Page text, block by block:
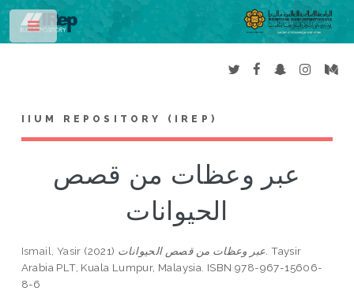
IIUM REPOSITORY (IREP)
عبر وعظات من قصص
الحيوانات
Ismail, Yasir (2021) عبر وعظات من قصص الحيوانات. Taysir
Arabia PLT, Kuala Lumpur, Malaysia. ISBN 978-967-15606-
8-6
Toggle